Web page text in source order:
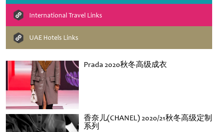
Prada 2020秋冬高级成衣
香奈儿(CHANEL) 2020/21秋冬高级定制
系列
International Travel Links
UAE Hotels Links